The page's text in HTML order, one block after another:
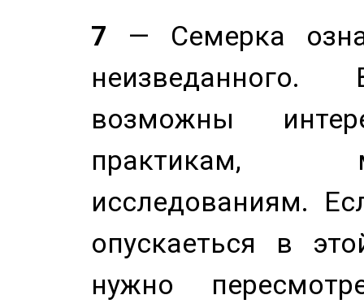
7 — Семерка
возможны
практикам,
исследованиям.
опускаеться в
нужно